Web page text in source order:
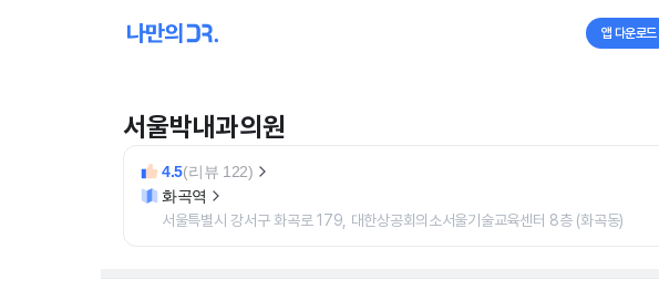
앱 다운로드
서울박내과의원
4.5(리뷰 122)
화곡역
서울특별시 강서구 화곡로 179, 대한상공회의소서울기술교육센터 8층 (화곡동)